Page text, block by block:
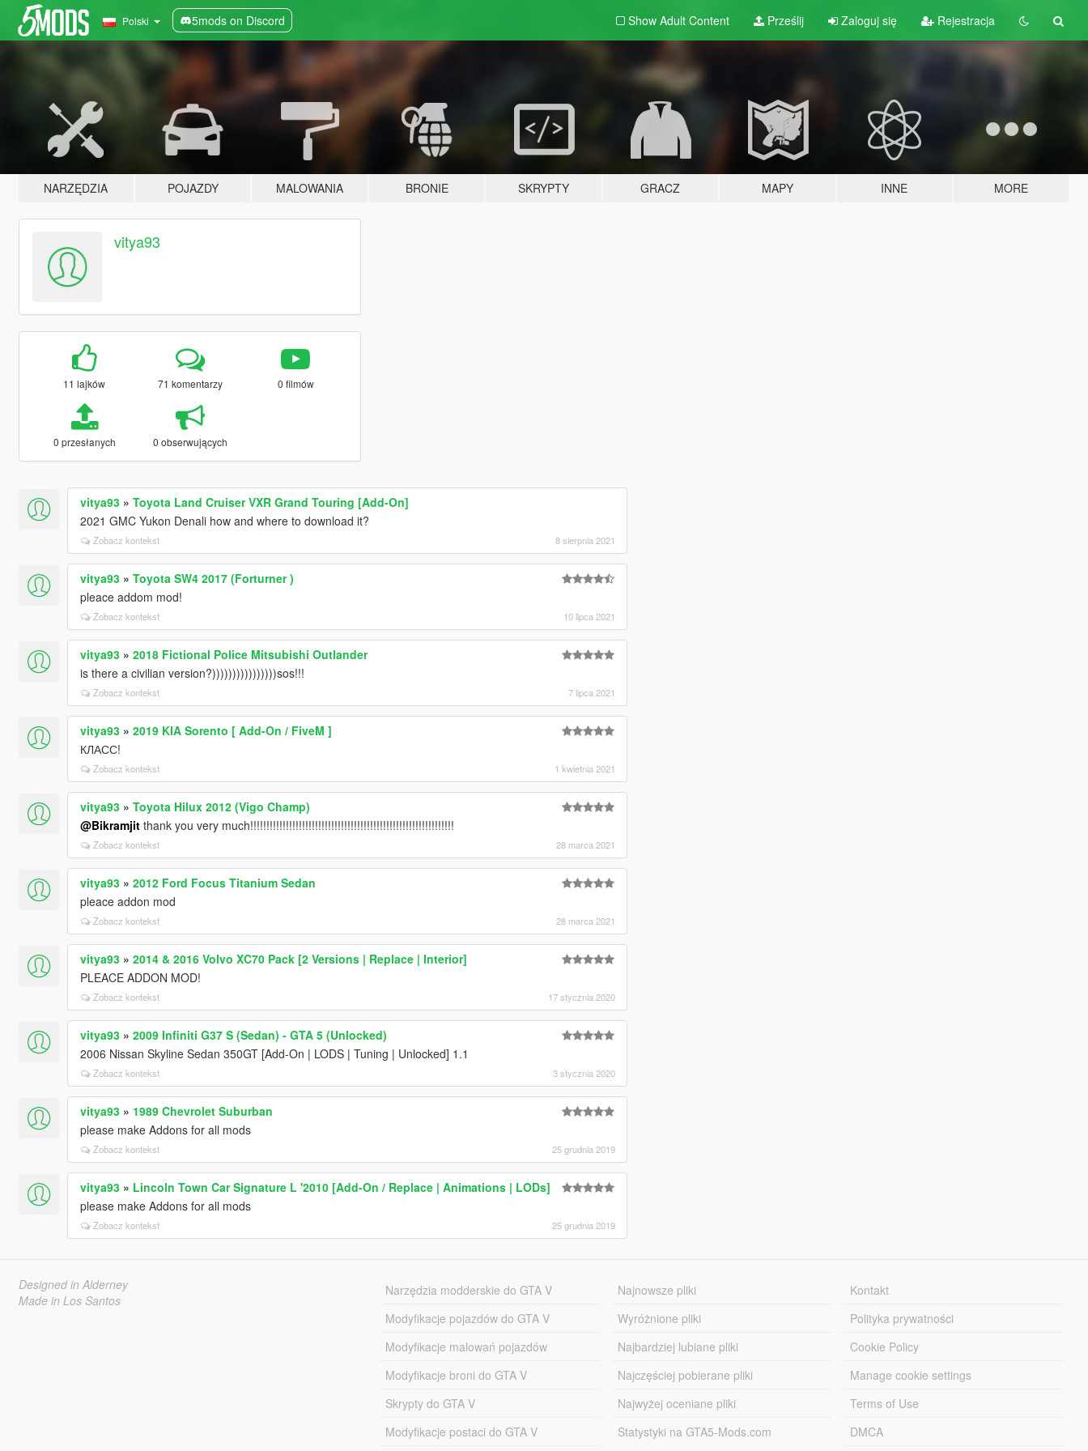
Polski 5mods on Discord Show Adult Content Prześlij Zaloguj się Rejestracja
NARZĘDZIA POJAZDY MALOWANIA BRONIE SKRYPTY GRACZ MAPY INNE MORE
vitya93
11 lajków 71 komentarzy 0 filmów
0 przesłanych 0 obserwujących
vitya93» Toyota Land Cruiser VXR Grand Touring [Add-On]
2021 GMC Yukon Denali how and where to download it?
Zobacz kontekst 8 sierpnia 2021
vitya93» Toyota SW4 2017 (Forturner )
pleace addom mod!
Zobacz kontekst 10 lipca 2021
vitya93» 2018 Fictional Police Mitsubishi Outlander
is there a civilian version?))))))))))))))))sos!!!
Zobacz kontekst 7 lipca 2021
vitya93» 2019 KIA Sorento [ Add-On / FiveM ]
КЛАСС!
Zobacz kontekst 1 kwietnia 2021
vitya93» Toyota Hilux 2012 (Vigo Champ)
@Bikramjitthank you very much!!!!!!!!!!!!!!!!!!!!!!!!!!!!!!!!!!!!!!!!!!!!!!!!!!!!!!!!!!!!!!!
Zobacz kontekst 28 marca 2021
vitya93» 2012 Ford Focus Titanium Sedan
pleace addon mod
Zobacz kontekst 28 marca 2021
vitya93» 2014 & 2016 Volvo XC70 Pack [2 Versions | Replace | Interior]
PLEACE ADDON MOD!
Zobacz kontekst 17 stycznia 2020
vitya93» 2009 Infiniti G37 S (Sedan) - GTA 5 (Unlocked)
2006 Nissan Skyline Sedan 350GT [Add-On | LODS | Tuning | Unlocked] 1.1
Zobacz kontekst 3 stycznia 2020
vitya93» 1989 Chevrolet Suburban
please make Addons for all mods
Zobacz kontekst 25 grudnia 2019
vitya93» Lincoln Town Car Signature L '2010 [Add-On / Replace | Animations | LODs]
please make Addons for all mods
Zobacz kontekst 25 grudnia 2019
Designed in Alderney
Made in Los Santos
Narzędzia modderskie do GTA V
Modyfikacje pojazdów do GTA V
Modyfikacje malowań pojazdów
Modyfikacje broni do GTA V
Skrypty do GTA V
Modyfikacje postaci do GTA V
Najnowsze pliki
Wyróżnione pliki
Najbardziej lubiane pliki
Najczęściej pobierane pliki
Najwyżej oceniane pliki
Statystyki na GTA5-Mods.com
Kontakt
Polityka prywatności
Cookie Policy
Manage cookie settings
Terms of Use
DMCA